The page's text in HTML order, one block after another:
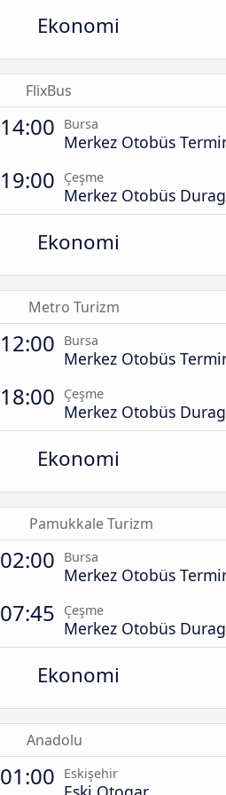
Ekonomi
FlixBus
14:00 Bursa
Merkez Otobüs
19:00 Çeşme
Merkez Otobüs
Ekonomi
Metro Turizm
12:00 Bursa
Merkez Otobüs
18:00 Çeşme
Merkez Otobüs
Ekonomi
Pamukkale Turizm
02:00 Bursa
Merkez Otobüs
07:45 Çeşme
Merkez Otobüs
Ekonomi
Anadolu
01:00 Eskişehir